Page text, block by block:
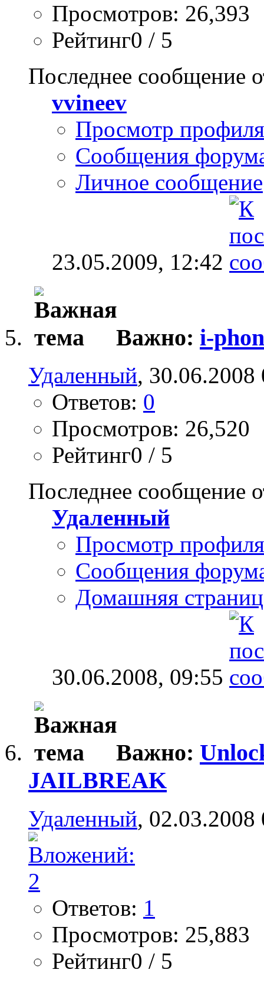
Просмотров: 26,393
Рейтинг0 / 5
Последнее сообщение
vvineev
Просмотр профиля
Сообщения
Личное сообщение
23.05.2009, 12:42
Важно: i-
Удаленный, 30.06.2008
Ответов: 0
Просмотров: 26,520
Рейтинг0 / 5
Последнее сообщение
Удаленный
Просмотр профиля
Сообщения
Домашняя
30.06.2008, 09:55
Важно:
JAILBREAK
Удаленный, 02.03.2008
Ответов: 1
Просмотров: 25,883
Рейтинг0 / 5